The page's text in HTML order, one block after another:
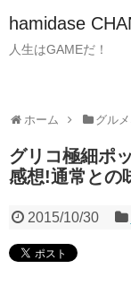
hamidase
人生はGAMEだ！
ホーム グル
グリコ極細ポ
感想!通常との
2015/10/30